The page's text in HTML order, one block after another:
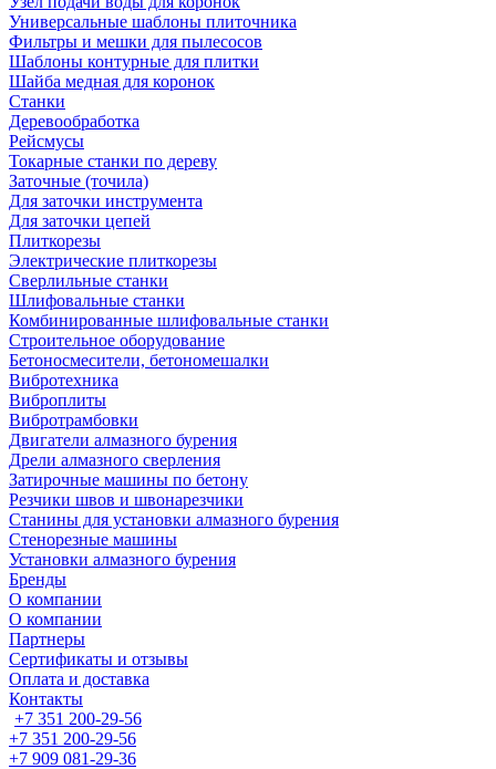
Универсальные шаблоны плиточника
Фильтры и мешки для пылесосов
Шаблоны контурные для плитки
Шайба медная для коронок
Станки
Деревообработка
Рейсмусы
Токарные станки по дереву
Заточные (точила)
Для заточки инструмента
Для заточки цепей
Плиткорезы
Электрические плиткорезы
Сверлильные станки
Шлифовальные станки
Комбинированные шлифовальные станки
Строительное оборудование
Бетоносмесители, бетономешалки
Вибротехника
Виброплиты
Вибротрамбовки
Двигатели алмазного бурения
Дрели алмазного сверления
Затирочные машины по бетону
Резчики швов и швонарезчики
Станины для установки алмазного бурения
Стенорезные машины
Установки алмазного бурения
Бренды
О компании
О компании
Партнеры
Cертификаты и отзывы
Оплата и доставка
Контакты
+7 351 200-29-56
+7 351 200-29-56
+7 909 081-29-36